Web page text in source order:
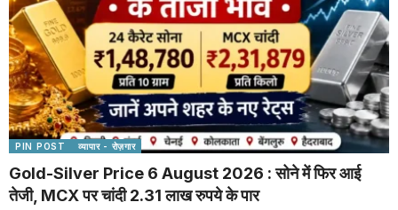
PIN POST व्यापार - रोज़गार
Gold-Silver Price 6 August 2026 : सोने में फिर आई
तेजी, MCX पर चांदी 2.31 लाख रुपये के पार